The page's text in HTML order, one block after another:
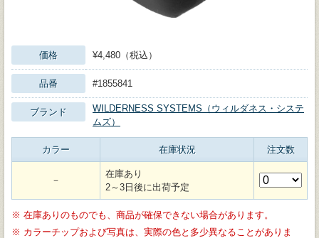
価格 ¥4,480（税込）
品番 #1855841
ブランド
WILDERNESS SYSTEMS（ウィルダネス・システ
ムズ）
カラー 在庫状況 注文数
－
在庫あり
2～3日後に出荷予定
※ 在庫ありのものでも、商品が確保できない場合があります。
※ カラーチップおよび写真は、実際の色と多少異なることがありま